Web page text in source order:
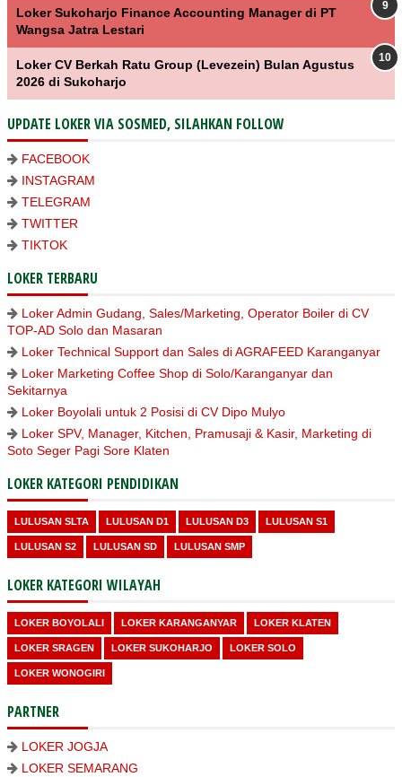
Loker Sukoharjo Finance Accounting Manager di PT
Wangsa Jatra Lestari
Loker CV Berkah Ratu Group (Levezein) Bulan Agustus
2026 di Sukoharjo
UPDATE LOKER VIA SOSMED, SILAHKAN FOLLOW
FACEBOOK
INSTAGRAM
TELEGRAM
TWITTER
TIKTOK
LOKER TERBARU
Loker Admin Gudang, Sales/Marketing, Operator Boiler di CV
TOP-AD Solo dan Masaran
Loker Technical Support dan Sales di AGRAFEED Karanganyar
Loker Marketing Coffee Shop di Solo/Karanganyar dan
Sekitarnya
Loker Boyolali untuk 2 Posisi di CV Dipo Mulyo
Loker SPV, Manager, Kitchen, Pramusaji & Kasir, Marketing di
Soto Seger Pagi Sore Klaten
LOKER KATEGORI PENDIDIKAN
LULUSAN SLTA LULUSAN D1 LULUSAN D3 LULUSAN S1
LULUSAN S2 LULUSAN SD LULUSAN SMP
LOKER KATEGORI WILAYAH
LOKER BOYOLALI LOKER KARANGANYAR LOKER KLATEN
LOKER SRAGEN LOKER SUKOHARJO LOKER SOLO
LOKER WONOGIRI
PARTNER
LOKER JOGJA
LOKER SEMARANG